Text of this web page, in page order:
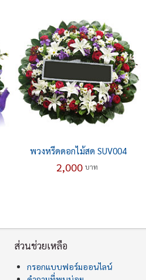
พวงหรีดดอกไม้สด SUV004
2,000 บาท
ส่วนช่วยเหลือ
กรอกแบบฟอร์มออนไลน์